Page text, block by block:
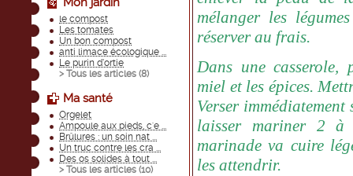
le compost
Les tomates
Un bon compost
anti limace écologique ...
Le purin d’ortie
> Tous les articles (8)
Ma santé
Orgelet
Ampoule aux pieds, c'e ...
Brûlures : un soin nat ...
Un truc contre les cra ...
Des os solides à tout ...
> Tous les articles (10)
mélanger les
réserver au frais.
Dans une
miel et les épices.
Verser
laisser mariner 2 à
marinade va cuire
les attendrir.